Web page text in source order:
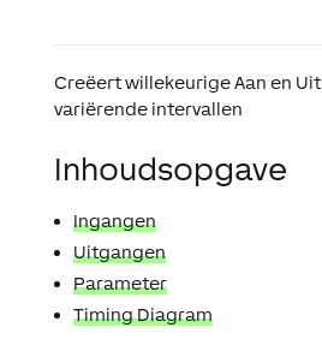
Creëert willekeurige Aan en
variërende intervallen
Inhoudsopgave
Ingangen
Uitgangen
Parameter
Timing Diagram